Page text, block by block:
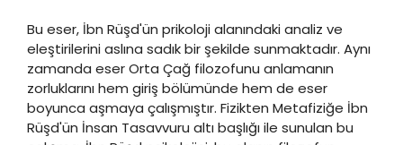
Bu eser, İbn Rüşd'ün prikoloji alanındaki analiz ve
eleştirilerini aslına sadık bir şekilde sunmaktadır. Aynı
zamanda eser Orta Çağ filozofunu anlamanın
zorluklarını hem giriş bölümünde hem de eser
boyunca aşmaya çalışmıştır. Fizikten Metafiziğe İbn
Rüşd'ün İnsan Tasavvuru altı başlığı ile sunulan bu